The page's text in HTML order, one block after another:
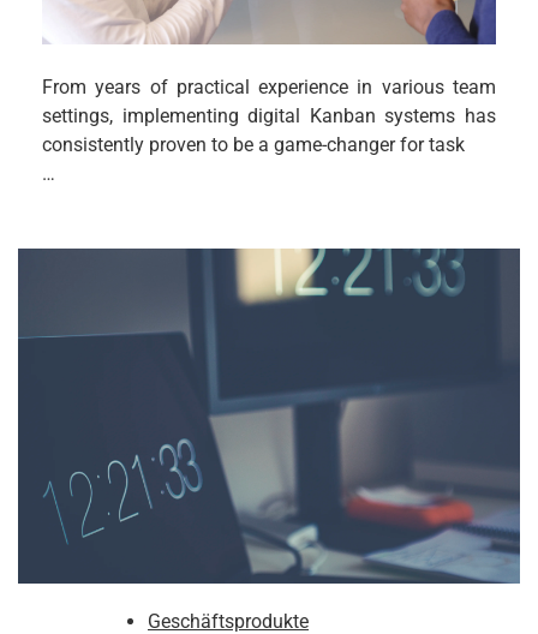
From years of practical experience in various team
settings, implementing digital Kanban systems has
consistently proven to be a game-changer for task
…
Geschäftsprodukte